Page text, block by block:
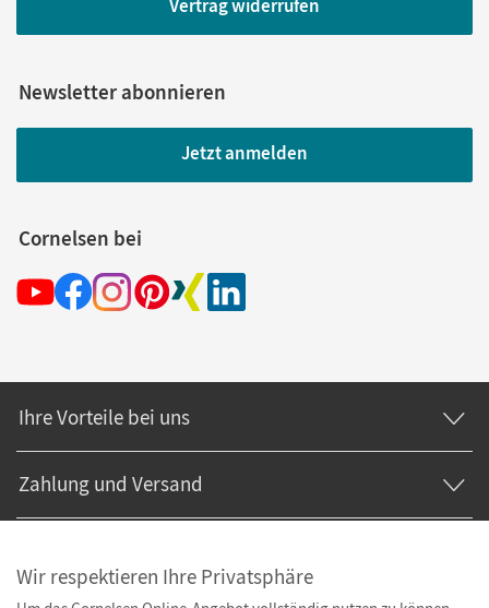
Vertrag widerrufen
Newsletter abonnieren
Jetzt anmelden
Cornelsen bei
Ihre Vorteile bei uns
Zahlung und Versand
Wir respektieren Ihre Privatsphäre